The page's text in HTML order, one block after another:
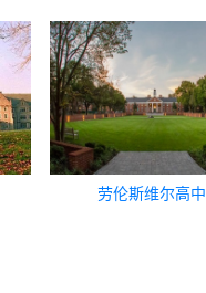
劳伦斯维尔高中